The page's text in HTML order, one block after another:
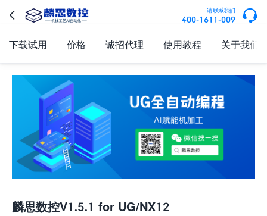
 请联系我们
400-1611-009 
下载试用 价格 诚招代理 使用教程 关于我们
麟思数控V1.5.1 for UG/NX12